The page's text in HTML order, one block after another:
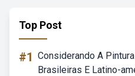
Top Post
#1 Considerando A
Brasileiras E Latino-